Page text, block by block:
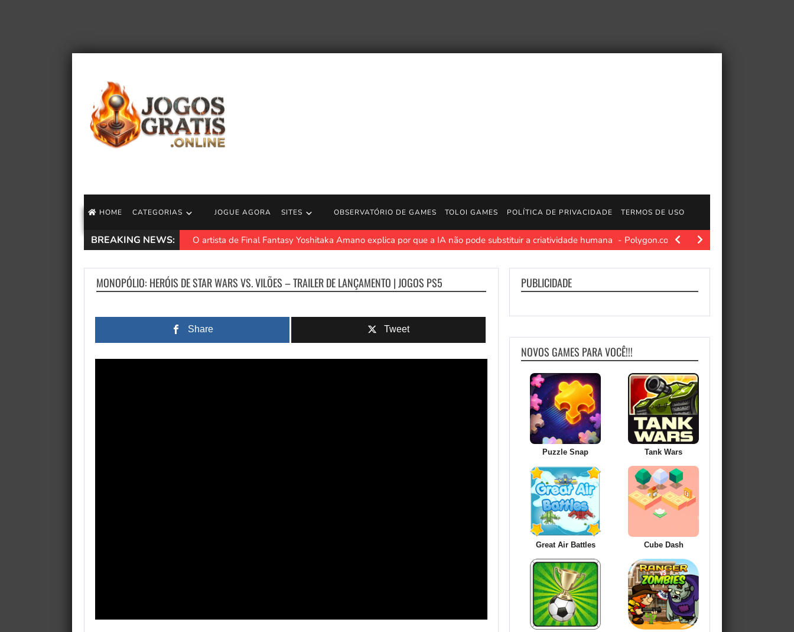
HOME CATEGORIAS JOGUE AGORA SITES OBSERVATÓRIO DE GAMES TOLOI GAMES POLÍTICA DE PRIVACIDADE TERMOS DE USO
BREAKING NEWS: O artista de Final Fantasy Yoshitaka Amano explica por que a IA não pode substituir a criatividade humana Polygon.com. Yoshitaka Amano passou
MONOPÓLIO: HERÓIS DE STAR WARS VS. VILÕES – TRAILER DE LANÇAMENTO | JOGOS PS5
Share Tweet
PUBLICIDADE
NOVOS GAMES PARA VOCÊ!!!
Puzzle Snap Tank Wars
Great Air Battles Cube Dash